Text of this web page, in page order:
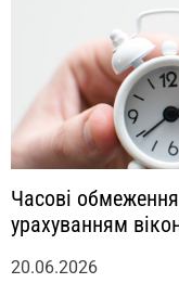
Часові
урахуванням
20.06.2026